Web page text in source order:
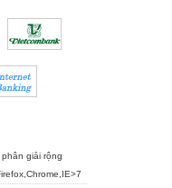
giải rộng
Chrome IE>7